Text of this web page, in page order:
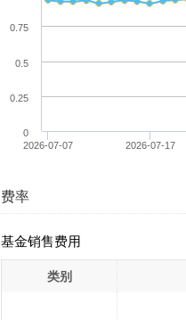
2026-07-07 2026-07-17
0
0.25
0.5
0.75
费率
基金销售费用
类别